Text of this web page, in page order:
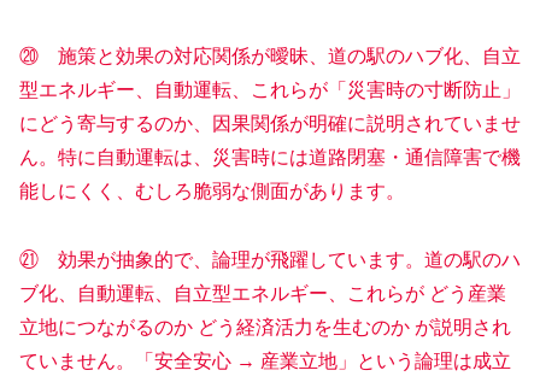
⑳ 施策と効果の対応関係が曖昧、道の駅のハブ化、自立
型エネルギー、自動運転、これらが「災害時の寸断防止」
にどう寄与するのか、因果関係が明確に説明されていませ
ん。特に自動運転は、災害時には道路閉塞・通信障害で機
能しにくく、むしろ脆弱な側面があります。
㉑ 効果が抽象的で、論理が飛躍しています。道の駅のハ
ブ化、自動運転、自立型エネルギー、これらが どう産業
立地につながるのか どう経済活力を生むのか が説明され
ていません。「安全安心 → 産業立地」という論理は成立